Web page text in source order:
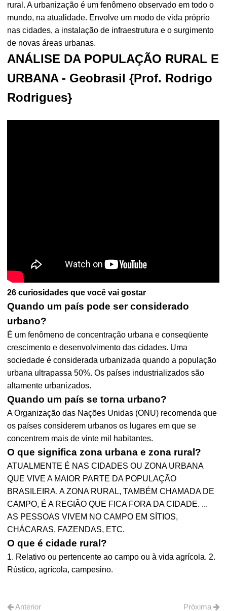
rural. A urbanização é um fenômeno observado em todo o
mundo, na atualidade. Envolve um modo de vida próprio
nas cidades, a instalação de infraestrutura e o surgimento
de novas áreas urbanas.
ANÁLISE DA POPULAÇÃO RURAL E
URBANA - Geobrasil {Prof. Rodrigo
Rodrigues}
26 curiosidades que você vai gostar
Quando um país pode ser considerado
urbano?
É um fenômeno de concentração urbana e conseqüente
crescimento e desenvolvimento das cidades. Uma
sociedade é considerada urbanizada quando a população
urbana ultrapassa 50%. Os países industrializados são
altamente urbanizados.
Quando um país se torna urbano?
A Organização das Nações Unidas (ONU) recomenda que
os países considerem urbanos os lugares em que se
concentrem mais de vinte mil habitantes.
O que significa zona urbana e zona rural?
ATUALMENTE É NAS CIDADES OU ZONA URBANA
QUE VIVE A MAIOR PARTE DA POPULAÇÃO
BRASILEIRA. A ZONA RURAL, TAMBÉM CHAMADA DE
CAMPO, É A REGIÃO QUE FICA FORA DA CIDADE. ...
AS PESSOAS VIVEM NO CAMPO EM SÍTIOS,
CHÁCARAS, FAZENDAS, ETC.
O que é cidade rural?
1. Relativo ou pertencente ao campo ou à vida agrícola. 2.
Rústico, agrícola, campesino.
Anterior Próxima